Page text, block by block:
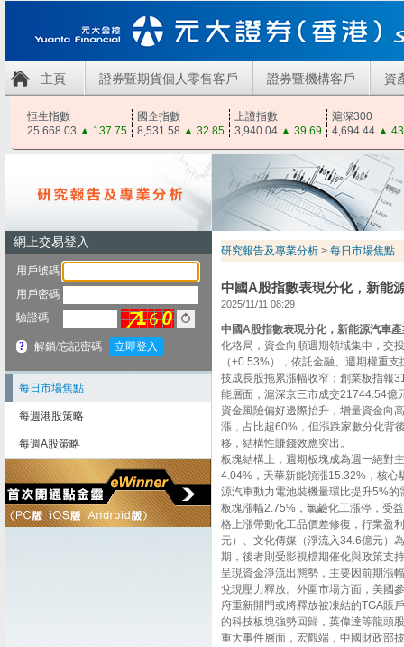
主頁 證券暨期貨個人零售客戶 證券暨機構客戶 資
恒生指數 國企指數 上證指數
滬深300
25,668.03 ▲ 137.75 8,531.58 ▲ 32.85 3,940.04 ▲ 39.69 4,694.44 ▲
每日市場焦點
每週港股策略
每週A股策略
研究報告及專業分析 > 每日市場焦點
中國A股指數表現分化，新能
2025/11/11 08:29
中國A股指數表現分化，新能源汽車
化格局，資金向順週期領域集中，交
（+0.53%），依託金融、週期權重
技成長股拖累漲幅收窄；創業板指報
能層面，滬深京三市成交21744.54億
資金風險偏好邊際抬升，增量資金向
漲，占比超60%，但漲跌家數分化背
移，結構性賺錢效應突出。
板塊結構上，週期板塊成為週一絕對
4.04%，天華新能領漲15.32%，核心
源汽車動力電池裝機量環比提升5%
板塊漲幅2.75%，氯鹼化工漲停，受
格上漲帶動化工品價差修復，行業盈
元）、文化傳媒（淨流入34.6億元）
期，後者則受影視檔期催化與政策支
呈現資金淨流出態勢，主要因前期漲
兌現壓力釋放。外圍市場方面，美國
府重新開門或將釋放被凍結的TGA賬
的科技板塊強勢回歸，英偉達等龍頭
重大事件層面，宏觀端，中國財政部